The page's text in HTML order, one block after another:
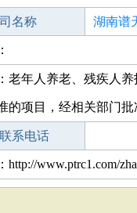
名称 湖南谱
老年人养老、残疾人
的项目，经相关部门批
系电话
http://www.ptrc1.com/